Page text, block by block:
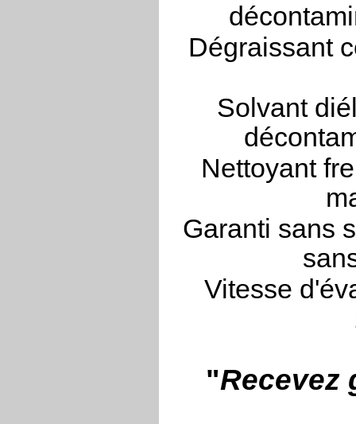
Dégraissant
Solvant
Nettoyant
Garanti sans
Vitesse
"Recevez